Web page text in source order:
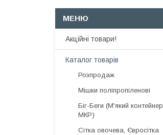
Акційні товари!
Каталог товарів
Розпродаж
Мішки поліпропіленові
Біг-Беги (М'який контейнер
МКР)
Сітка овочева, Євросітка